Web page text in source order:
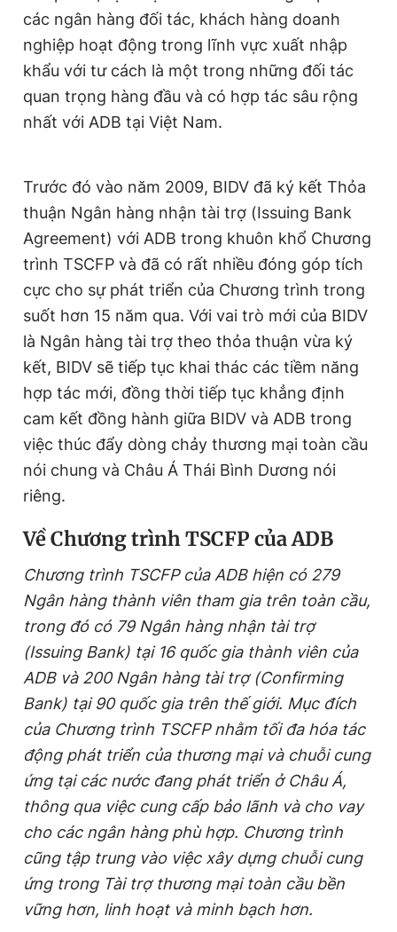
các ngân hàng đối tác, khách hàng doanh
nghiệp hoạt động trong lĩnh vực xuất nhập
khẩu với tư cách là một trong những đối tác
quan trọng hàng đầu và có hợp tác sâu rộng
nhất với ADB tại Việt Nam.
Trước đó vào năm 2009, BIDV đã ký kết Thỏa
thuận Ngân hàng nhận tài trợ (Issuing Bank
Agreement) với ADB trong khuôn khổ Chương
trình TSCFP và đã có rất nhiều đóng góp tích
cực cho sự phát triển của Chương trình trong
suốt hơn 15 năm qua. Với vai trò mới của BIDV
là Ngân hàng tài trợ theo thỏa thuận vừa ký
kết, BIDV sẽ tiếp tục khai thác các tiềm năng
hợp tác mới, đồng thời tiếp tục khẳng định
cam kết đồng hành giữa BIDV và ADB trong
việc thúc đẩy dòng chảy thương mại toàn cầu
nói chung và Châu Á Thái Bình Dương nói
riêng.
Về Chương trình TSCFP của ADB
Chương trình TSCFP của ADB hiện có 279
Ngân hàng thành viên tham gia trên toàn cầu,
trong đó có 79 Ngân hàng nhận tài trợ
(Issuing Bank) tại 16 quốc gia thành viên của
ADB và 200 Ngân hàng tài trợ (Confirming
Bank) tại 90 quốc gia trên thế giới. Mục đích
của Chương trình TSCFP nhằm tối đa hóa tác
động phát triển của thương mại và chuỗi cung
ứng tại các nước đang phát triển ở Châu Á,
thông qua việc cung cấp bảo lãnh và cho vay
cho các ngân hàng phù hợp. Chương trình
cũng tập trung vào việc xây dựng chuỗi cung
ứng trong Tài trợ thương mại toàn cầu bền
vững hơn, linh hoạt và minh bạch hơn.